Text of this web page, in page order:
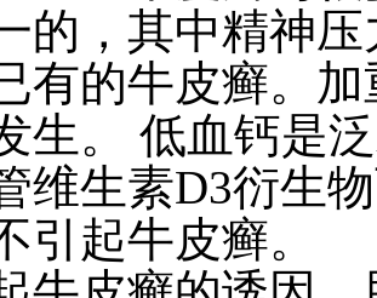
的，其中精神
有的牛皮癣。
生。 低血钙是
维生素D3衍生
引起牛皮癣。